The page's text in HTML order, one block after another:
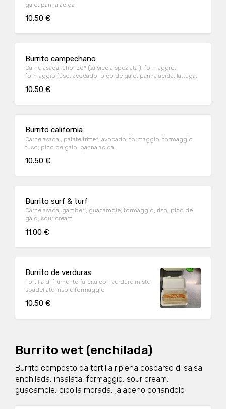
galo, panna acida
10.50 €
Burrito campechano
Carne asada, chorizo* (salsiccia speziata ), formaggio,
formaggio fuso, avocado, pico de galo, panna acida, lattuga.
10.50 €
Burrito california
Carne asada , patate fritte*, avocado, formaggio, formaggio
fuso, pico de galo, panna acida.
10.50 €
Burrito surf & turf
Carne asada, gamberi, guacamole, formaggio, riso, pico de
galo, sour cream
11.00 €
Burrito de verduras
Tortilla di frumento farcita con verdure miste
spadellate, riso e formaggio
10.50 €
Burrito wet (enchilada)
Burrito composto da tortilla ripiena cosparso di salsa
enchilada, insalata, formaggio, sour cream,
guacamole, cipolla morada, jalapeno coriandolo